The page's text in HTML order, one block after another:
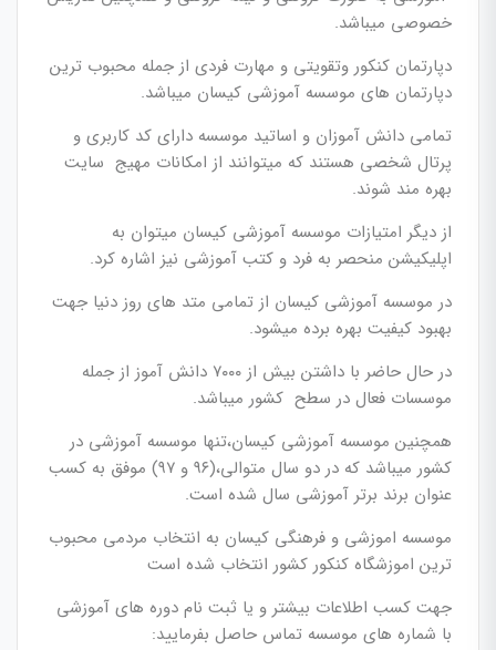
خصوصی میباشد.
دپارتمان کنکور وتقویتی و مهارت فردی از جمله محبوب ترین
دپارتمان های موسسه آموزشی کیسان میباشد.
تمامی دانش آموزان و اساتید موسسه دارای کد کاربری و
پرتال شخصی هستند که میتوانند از امکانات مهیج سایت
بهره مند شوند.
از دیگر امتیازات موسسه آموزشی کیسان میتوان به
اپلیکیشن منحصر به فرد و کتب آموزشی نیز اشاره کرد.
در موسسه آموزشی کیسان از تمامی متد های روز دنیا جهت
بهبود کیفیت بهره برده میشود.
در حال حاضر با داشتن بیش از ۷۰۰۰ دانش آموز از جمله
موسسات فعال در سطح کشور میباشد.
همچنین موسسه آموزشی کیسان،تنها موسسه آموزشی در
کشور میباشد که در دو سال متوالی،(۹۶ و ۹۷) موفق به کسب
عنوان برند برتر آموزشی سال شده است.
موسسه اموزشی و فرهنگی کیسان به انتخاب مردمی محبوب
ترین اموزشگاه کنکور کشور انتخاب شده است
جهت کسب اطلاعات بیشتر و یا ثبت نام دوره های آموزشی
با شماره های موسسه تماس حاصل بفرمایید: